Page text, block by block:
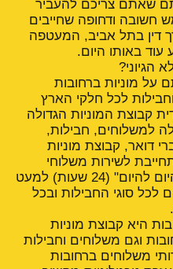
שאתם צריכם להעביר
ודחופה שחייבים
דין בתל אביב, המעטפה
עוד באותו היום.
הגיוני?
מוניות ברחובות
לכל חלקי הארץ
קבוצת המוניות הגדולה
למשלוחים, חבילות,
דואר, קבוצת מוניות
לשירות משלוחי
חבילות "מהיום להיום" (24 שעות) למעט
לכל סוגי החבילות ובכל
היא קבוצת מוניות
וגם משלוחים וחבילות
משלוחים ברחובות